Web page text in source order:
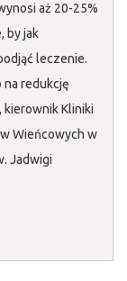
aż 20-25%
by jak
leczenie.
na redukcję
kierownik Kliniki
Wieńcowych w
Jadwigi